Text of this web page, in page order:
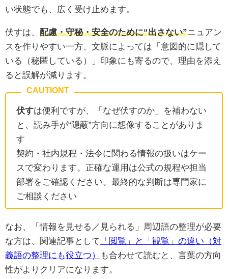
い状態でも、広く受け止めます。
伏すは、 配慮・守秘・安全のために“出さない”ニュアン
スを作りやすい一方、文脈によっては「意図的に隠して
いる（秘匿している）」印象にも寄るので、理由を添え
ると誤解が減ります。
伏すは便利ですが、「なぜ伏すのか」を補わない
と、読み手が“隠蔽”方向に想像することがありま
す
契約・社内規程・法令に関わる情報の扱いはケー
スで変わります。正確な運用は公式の規程や担当
部署をご確認ください。最終的な判断は専門家に
ご相談ください
なお、「情報を見せる／見られる」周辺語の整理が必要
な方は、関連記事として
「閲覧」と「観覧」の違い（対
義語の整理にも役立つ）
も合わせて読むと、言葉の方向
性がよりクリアになります。